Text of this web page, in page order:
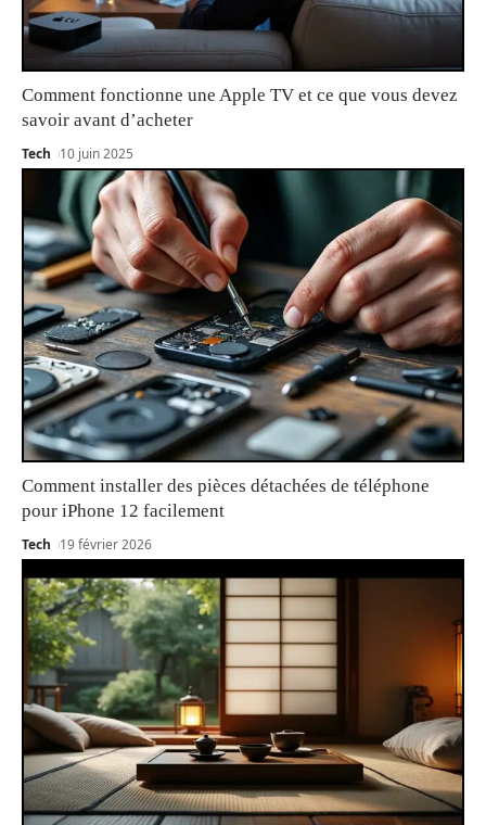
Comment fonctionne une Apple TV et ce que vous devez
savoir avant d’acheter
Tech 10 juin 2025
Comment installer des pièces détachées de téléphone
pour iPhone 12 facilement
Tech 19 février 2026